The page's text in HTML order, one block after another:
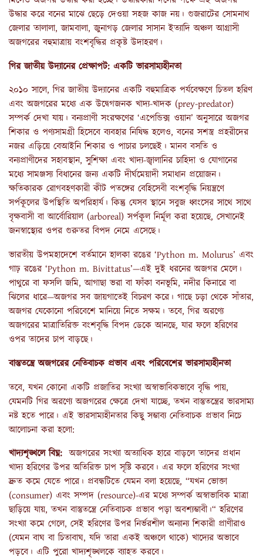
উদ্ধার করে বনের মাঝে ছেড়ে দেওয়া সহজ কাজ নয়। গুজরাটের সোমনাথ
জেলার তালালা, জামবালা, জুনাগড় জেলার সাসান ইত্যাদি অঞ্চল আগ্রাসী
অজগরের বহুমাত্রায় বংশবৃদ্ধির প্রকৃষ্ট উদাহরণ।
গির জাতীয় উদ্যানের প্রেক্ষাপট: একটি ভারসাম্যহীনতা
২০১০ সালে, গির জাতীয় উদ্যানের একটি বহুমাত্রিক পর্যবেক্ষণে চিতল হরিণ
এবং অজগরের মধ্যে এক উদ্বেগজনক খাদ্য-খাদক (prey-predator)
সম্পর্ক দেখা যায়। বন্যপ্রাণী সংরক্ষণের ‘এপেন্ডিক্স ওয়ান’ অনুসারে অজগর
শিকার ও পণ্যসামগ্রী হিসেবে ব্যবহার নিষিদ্ধ হলেও, বনের সশস্ত্র প্রহরীদের
নজর এড়িয়ে বেআইনি শিকার ও পাচার চলছেই। মানব বসতি ও
বন্যপ্রাণীদের সহাবস্থান, সুশিক্ষা এবং খাদ্য-জ্বালানির চাহিদা ও যোগানের
মধ্যে সামঞ্জস্য বিধানের জন্য একটি দীর্ঘমেয়াদী সমাধান প্রয়োজন।
ক্ষতিকারক রোগবহণকারী কীট পতঙ্গের বেহিসেবী বংশবৃদ্ধি নিয়ন্ত্রণে
সর্পকূলের উপস্থিতি অপরিহার্য। কিন্তু যেসব স্থানে সবুজ ধ্বংসের সাথে সাথে
বৃক্ষবাসী বা আর্বোরিয়াল (arboreal) সর্পকূল নির্মূল করা হয়েছে, সেখানেই
জনস্বাস্থ্যের ওপর গুরুতর বিপদ নেমে এসেছে।
ভারতীয় উপমহাদেশে বর্তমানে হালকা রঙের ‘Python m. Molurus’ এবং
গাঢ় রঙের ‘Python m. Bivittatus’—এই দুই ধরনের অজগর মেলে।
পাথুরে বা ফসলি জমি, আগাছা ভরা বা ফাঁকা বনভূমি, নদীর কিনারে বা
ঝিলের ধারে—অজগর সব জায়গাতেই বিচরণ করে। গাছে চড়া থেকে সাঁতার,
অজগর যেকোনো পরিবেশে মানিয়ে নিতে সক্ষম। তবে, গির অরণ্যে
অজগরের মাত্রাতিরিক্ত বংশবৃদ্ধি বিপদ ডেকে আনছে, যার ফলে হরিণের
ওপর তাদের চাপ বাড়ছে।
বাস্তুতন্ত্রে অজগরের নেতিবাচক প্রভাব এবং পরিবেশের ভারসাম্যহীনতা
তবে, যখন কোনো একটি প্রজাতির সংখ্যা অস্বাভাবিকভাবে বৃদ্ধি পায়,
যেমনটি গির অরণ্যে অজগরের ক্ষেত্রে দেখা যাচ্ছে, তখন বাস্তুতন্ত্রের ভারসাম্য
নষ্ট হতে পারে। এই ভারসাম্যহীনতার কিছু সম্ভাব্য নেতিবাচক প্রভাব নিচে
আলোচনা করা হলো:
খাদ্যশৃঙ্খলে বিঘ্ন: অজগরের সংখ্যা অত্যাধিক হারে বাড়লে তাদের প্রধান
খাদ্য হরিণের উপর অতিরিক্ত চাপ সৃষ্টি করবে। এর ফলে হরিণের সংখ্যা
দ্রুত কমে যেতে পারে। প্রবন্ধটিতে যেমন বলা হয়েছে, “যখন ভোক্তা
(consumer) এবং সম্পদ (resource)-এর মধ্যে সম্পর্ক অস্বাভাবিক মাত্রা
ছাড়িয়ে যায়, তখন বাস্তুতন্ত্রে নেতিবাচক প্রভাব পড়া অবশ্যম্ভাবী।“ হরিণের
সংখ্যা কমে গেলে, সেই হরিণের উপর নির্ভরশীল অন্যান্য শিকারী প্রাণীরাও
(যেমন বাঘ বা চিতাবাঘ, যদি তারা একই অঞ্চলে থাকে) খাদ্যের অভাবে
পড়বে। এটি পুরো খাদ্যশৃঙ্খলকে ব্যাহত করবে।